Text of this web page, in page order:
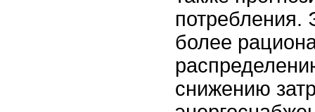
потребления.
более
снижению